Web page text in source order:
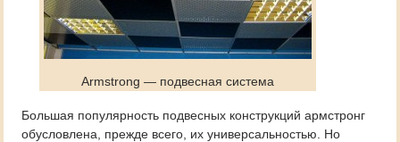
Armstrong — подвесная система
Большая популярность подвесных конструкций армстронг
обусловлена, прежде всего, их универсальностью. Но